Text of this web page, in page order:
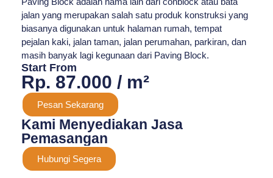
jalan yang merupakan salah satu produk konstruksi yang
biasanya digunakan untuk halaman rumah, tempat
pejalan kaki, jalan taman, jalan perumahan, parkiran, dan
masih banyak lagi kegunaan dari Paving Block.
Start From
Rp. 87.000 / m²
Pesan Sekarang
Kami Menyediakan Jasa
Pemasangan
Hubungi Segera